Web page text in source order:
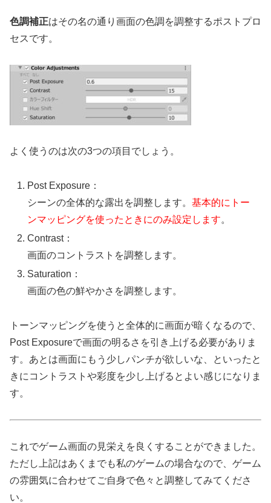
色調補正はその名の通り画面の色調を調整するポストプロ
セスです。
よく使うのは次の3つの項目でしょう。
Post Exposure：
シーンの全体的な露出を調整します。基本的にトー
ンマッピングを使ったときにのみ設定します。
Contrast：
画面のコントラストを調整します。
Saturation：
画面の色の鮮やかさを調整します。
トーンマッピングを使うと全体的に画面が暗くなるので、
Post Exposureで画面の明るさを引き上げる必要がありま
す。あとは画面にもう少しパンチが欲しいな、といったと
きにコントラストや彩度を少し上げるとよい感じになりま
す。
これでゲーム画面の見栄えを良くすることができました。
ただし上記はあくまでも私のゲームの場合なので、ゲーム
の雰囲気に合わせてご自身で色々と調整してみてくださ
い。